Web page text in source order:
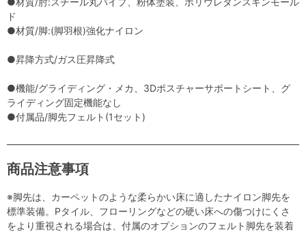
ド
●材質/脚:(脚羽根)強化ナイロン
●昇降方式/ガス圧昇降式
●機能/グライディング・メカ、3Dポスチャーサポートシート、グ
ライディング固定機能なし
●付属品/脚先フェルト(1セット)
商品注意事項
※脚先は、カーペットのような柔らかい床に適したナイロン脚先を
標準装備。Pタイル、フローリングなどの硬い床への傷つけにくさ
をより重視される場合は、付属のオプションのフェルト脚先を装着